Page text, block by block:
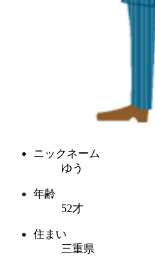
ニックネーム
ゆう
年齢
52才
住まい
三重県